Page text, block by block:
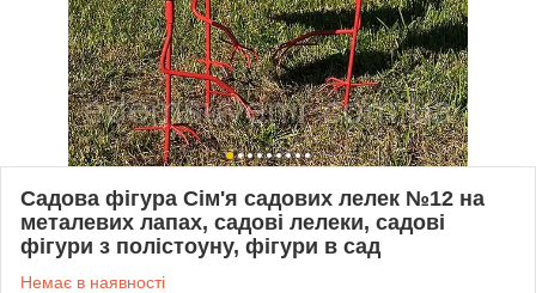
Садова фігура Сім'я садових лелек №12 на
металевих лапах, садові лелеки, садові
фігури з полістоуну, фігури в сад
Немає в наявності